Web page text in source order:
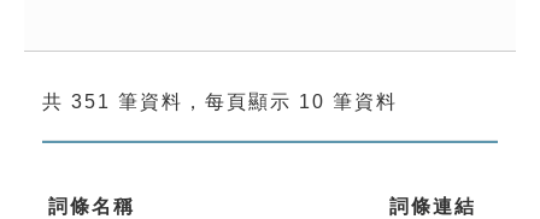
成語故事
索引選單
單字索引
共 351 筆資料，每頁顯示 10 筆資料
詞條名稱 詞條連結